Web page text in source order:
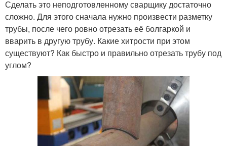
Сделать это неподготовленному сварщику достаточно
сложно. Для этого сначала нужно произвести разметку
трубы, после чего ровно отрезать её болгаркой и
вварить в другую трубу. Какие хитрости при этом
существуют? Как быстро и правильно отрезать трубу под
углом?